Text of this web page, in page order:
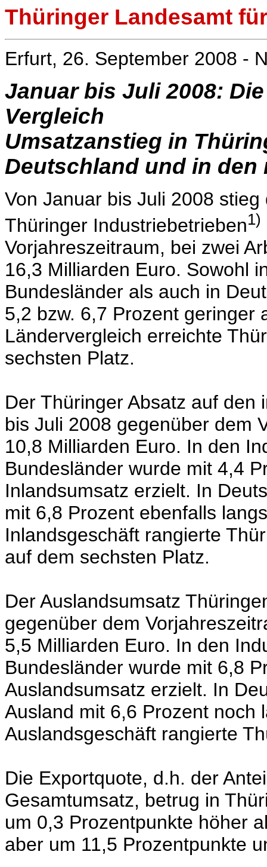
Thüringer Landesamt
Erfurt, 26. September 2008 -
Januar bis Juli 2008:
Vergleich
Umsatzanstieg in
Deutschland und in
Von Januar bis Juli 2008
Thüringer Industriebetrieben1)
Vorjahreszeitraum, bei zwei
16,3 Milliarden Euro. Sowohl
Bundesländer als auch in
5,2 bzw. 6,7 Prozent geringer
Ländervergleich erreichte
sechsten Platz.
Der Thüringer Absatz auf
bis Juli 2008 gegenüber dem
10,8 Milliarden Euro. In den
Bundesländer wurde mit 4,4
Inlandsumsatz erzielt. In
mit 6,8 Prozent ebenfalls
Inlandsgeschäft rangierte
auf dem sechsten Platz.
Der Auslandsumsatz
gegenüber dem
5,5 Milliarden Euro. In den
Bundesländer wurde mit 6,8
Auslandsumsatz erzielt. In
Ausland mit 6,6 Prozent noch
Auslandsgeschäft rangierte
Die Exportquote, d.h. der
Gesamtumsatz, betrug in
um 0,3 Prozentpunkte höher
aber um 11,5 Prozentpunkte